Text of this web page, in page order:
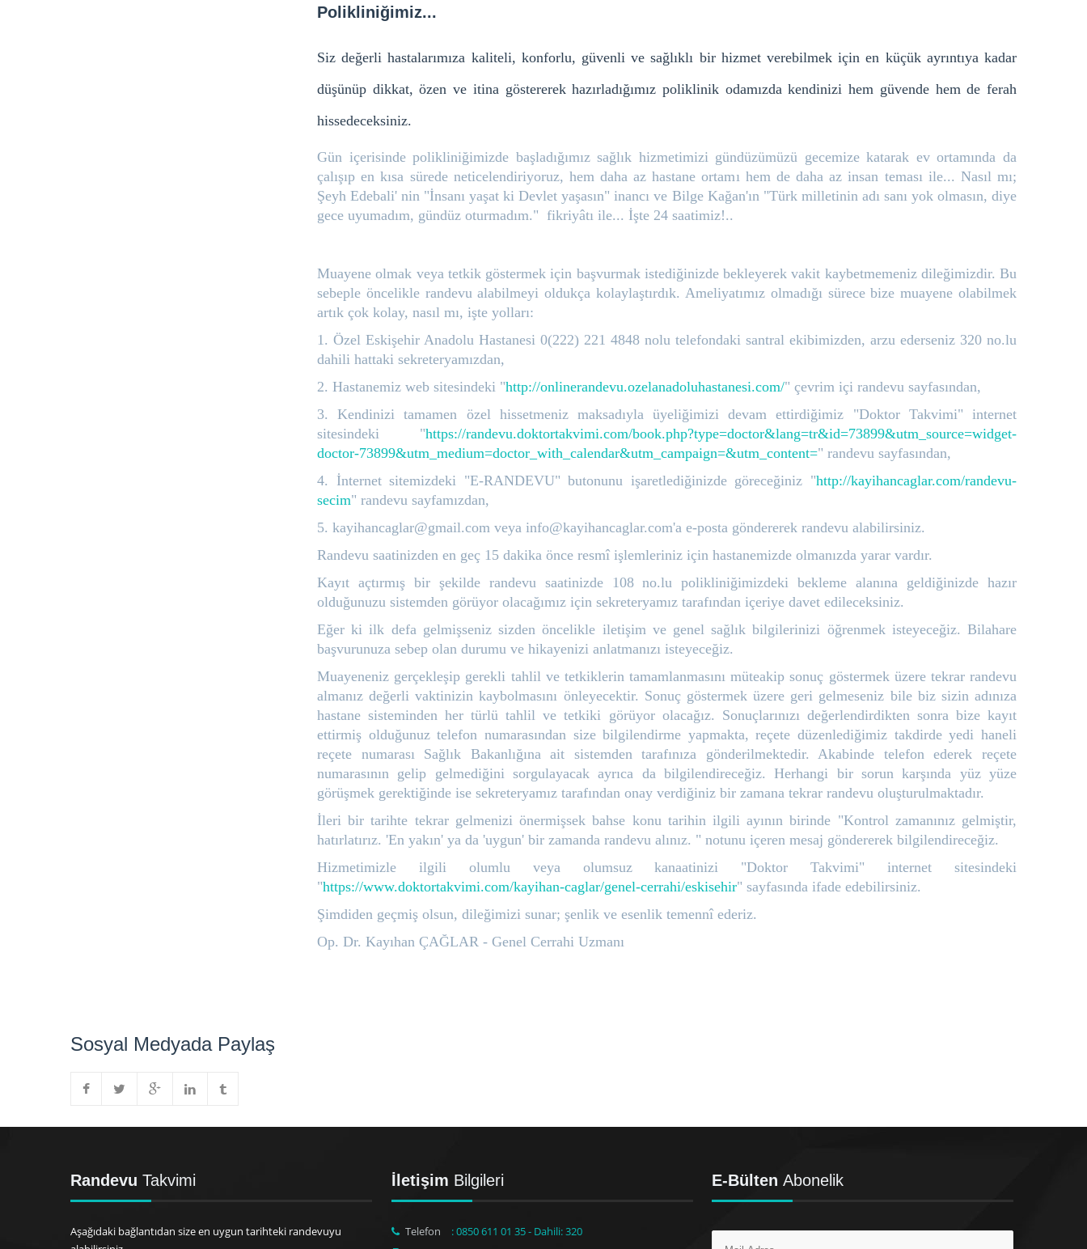
Polikliniğimiz...
Siz değerli hastalarımıza kaliteli, konforlu, güvenli ve sağlıklı bir hizmet verebilmek içinen küçük ayrıntıya kadar
düşünüp dikkat, özen ve itina göstererek hazırladığımız poliklinik odamızda kendinizi hem güvende hem de ferah
hissedeceksiniz.
Gün içerisinde polikliniğimizde başladığımız sağlık hizmetimizi gündüzümüzü gecemize katarak ev ortamında da
çalışıp en kısa sürede neticelendiriyoruz, hem daha az hastane ortamı hem de daha az insan teması ile... Nasıl mı;
Şeyh Edebali' nin "İnsanı yaşat ki Devlet yaşasın" inancı ve Bilge Kağan'ın "Türk milletinin adı sanı yok olmasın, diye
gece uyumadım, gündüz oturmadım." fikriyâtı ile... İşte 24 saatimiz!..
Muayene olmak veya tetkik göstermek için başvurmak istediğinizde bekleyerek vakit kaybetmemeniz dileğimizdir. Bu
sebeple öncelikle randevu alabilmeyi oldukça kolaylaştırdık. Ameliyatımız olmadığı sürece bize muayene olabilmek
artık çok kolay, nasıl mı, işte yolları:
1. Özel Eskişehir Anadolu Hastanesi 0(222) 221 4848 nolu telefondaki santral ekibimizden, arzu ederseniz 320 no.lu
dahili hattaki sekreteryamızdan,
2. Hastanemiz web sitesindeki "http://onlinerandevu.ozelanadoluhastanesi.com/" çevrim içi randevu sayfasından,
3. Kendinizi tamamen özel hissetmeniz maksadıyla üyeliğimizi devam ettirdiğimiz "Doktor Takvimi" internet
sitesindeki "https://randevu.doktortakvimi.com/book.php?type=doctor&lang=tr&id=73899&utm_source=widget-
doctor-73899&utm_medium=doctor_with_calendar&utm_campaign=&utm_content=" randevu sayfasından,
4. İnternet sitemizdeki "E-RANDEVU" butonunu işaretlediğinizde göreceğiniz "http://kayihancaglar.com/randevu-
secim" randevu sayfamızdan,
5. kayihancaglar@gmail.com veya info@kayihancaglar.com'a e-posta göndererek randevu alabilirsiniz.
Randevu saatinizden en geç 15 dakika önce resmî işlemleriniz için hastanemizde olmanızda yarar vardır.
Kayıt açtırmış bir şekilde randevu saatinizde 108 no.lu polikliniğimizdeki bekleme alanına geldiğinizde hazır
olduğunuzu sistemden görüyor olacağımız için sekreteryamız tarafından içeriye davet edileceksiniz.
Eğer ki ilk defa gelmişseniz sizden öncelikle iletişim ve genel sağlık bilgilerinizi öğrenmek isteyeceğiz. Bilahare
başvurunuza sebep olan durumu ve hikayenizi anlatmanızı isteyeceğiz.
Muayeneniz gerçekleşip gerekli tahlil ve tetkiklerin tamamlanmasını müteakip sonuç göstermek üzere tekrar randevu
almanız değerli vaktinizin kaybolmasını önleyecektir. Sonuç göstermek üzere geri gelmeseniz bile biz sizin adınıza
hastane sisteminden her türlü tahlil ve tetkiki görüyor olacağız. Sonuçlarınızı değerlendirdikten sonra bize kayıt
ettirmiş olduğunuz telefon numarasından size bilgilendirme yapmakta, reçete düzenlediğimiz takdirde yedi haneli
reçete numarası Sağlık Bakanlığına ait sistemden tarafınıza gönderilmektedir. Akabinde telefon ederek reçete
numarasının gelip gelmediğini sorgulayacak ayrıca da bilgilendireceğiz. Herhangi bir sorun karşında yüz yüze
görüşmek gerektiğinde ise sekreteryamız tarafından onay verdiğiniz bir zamana tekrar randevu oluşturulmaktadır.
İleri bir tarihte tekrar gelmenizi önermişsek bahse konu tarihin ilgili ayının birinde "Kontrol zamanınız gelmiştir,
hatırlatırız. 'En yakın' ya da 'uygun' bir zamanda randevu alınız. " notunu içeren mesaj göndererek bilgilendireceğiz.
Hizmetimizle ilgili olumlu veya olumsuz kanaatinizi "Doktor Takvimi" internet sitesindeki
"https://www.doktortakvimi.com/kayihan-caglar/genel-cerrahi/eskisehir" sayfasında ifade edebilirsiniz.
Şimdiden geçmiş olsun, dileğimizi sunar; şenlik ve esenlik temennî ederiz.
Op. Dr. Kayıhan ÇAĞLAR - Genel Cerrahi Uzmanı
Sosyal Medyada Paylaş
Randevu Takvimi
Aşağıdaki bağlantıdan size en uygun tarihteki randevuyu
İletişim Bilgileri
Telefon
: 0850 611 01 35 - Dahili: 320
E-BültenAbonelik